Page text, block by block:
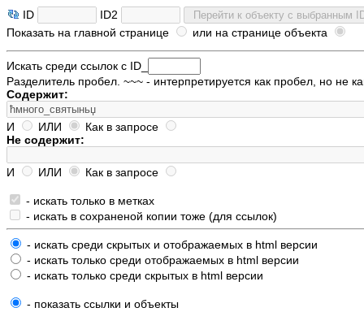
ID
ID2
Показать на главной странице
или на странице объекта
Искать среди ссылок с ID_
Разделитель пробел. ~~~ - интерпретируется как пробел, но не
Содержит:
И ИЛИ
Как в запросе
Не содержит:
И ИЛИ Как в запросе
- искать только в метках
- искать в сохраненой копии тоже (для ссылок)
- искать среди скрытых и отображаемых в html версии
- искать только среди отображаемых в html версии
- искать только среди скрытых в html версии
- показать ссылки и объекты